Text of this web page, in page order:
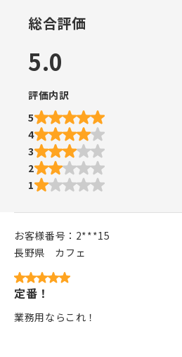
総合評価
5.0
評価内訳
5
4
3
2
1
お客様番号： 2***15
長野県
カフェ
定番！
業務用ならこれ！